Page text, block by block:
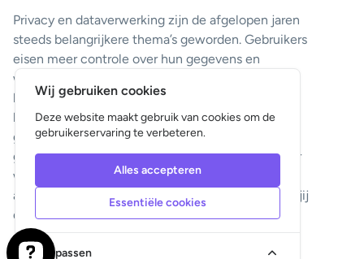
Privacy en dataverwerking zijn de afgelopen jaren
steeds belangrijkere thema’s geworden. Gebruikers
eisen meer controle over hun gegevens en
wetgeving, zoals de AVG (GDPR), verplicht
bedrijven transparant te zijn. Om organisaties te
helpen beter met toestemming en tracking om te
gaan, heeft Google Consent Mode v2
geïntroduceerd. Deze update verandert de manier
waarop websites omgaan met marketing- en
analysetools, en heeft directe gevolgen voor hoe jij
data verzamelt en campagnes optimaliseert.
Wij gebruiken cookies
Deze website maakt gebruik van cookies om de
gebruikerservaring te verbeteren.
Alles accepteren
Essentiële cookies
Aanpassen